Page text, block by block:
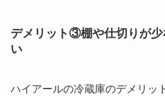
デメリット③棚や仕切りが少
い
ハイアールの冷蔵庫のデメリッ